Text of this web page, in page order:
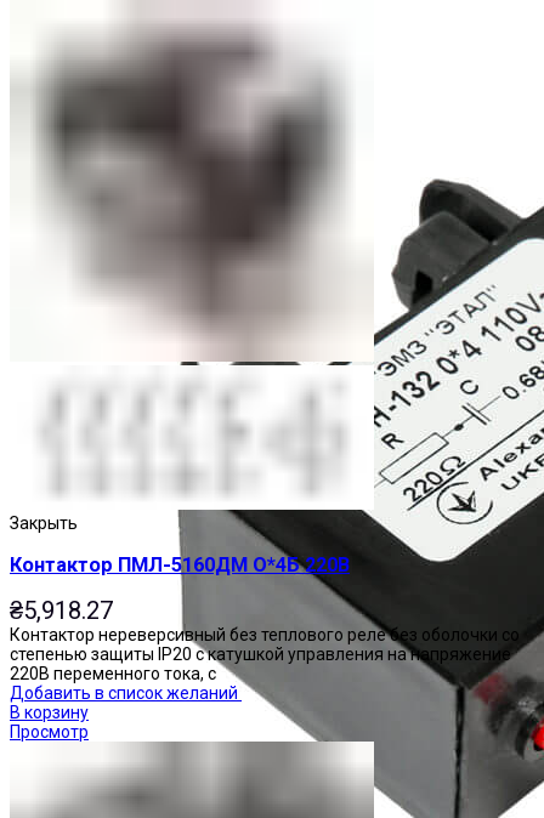
Закрыть
Контактор ПМЛ-5160ДМ О*4Б 220В
₴5,918.27
Контактор нереверсивный без теплового реле без оболочки со
степенью защиты IP20 с катушкой управления на напряжение
220В переменного тока, с
Добавить в список желаний
В корзину
Просмотр